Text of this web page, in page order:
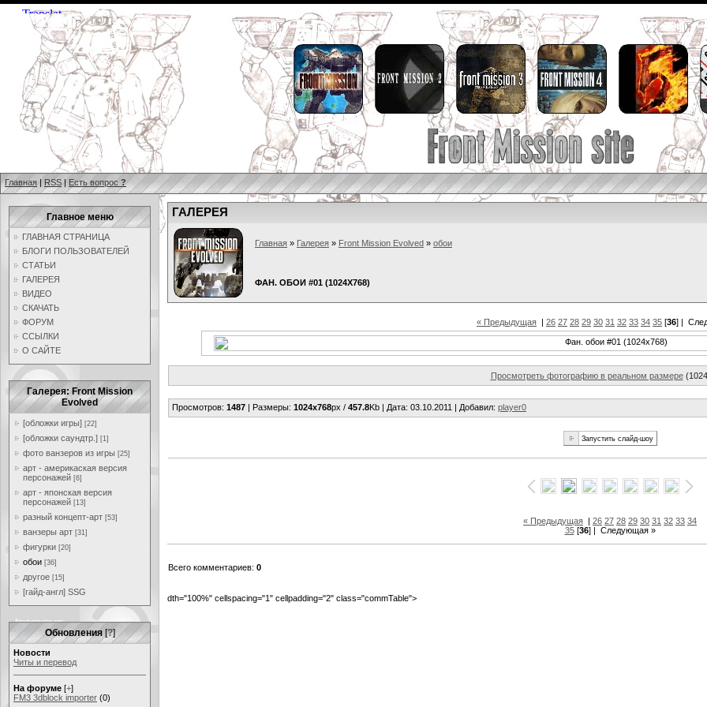
Главная | RSS | Есть вопрос ?
Главное меню
ГЛАВНАЯ СТРАНИЦА
БЛОГИ ПОЛЬЗОВАТЕЛЕЙ
СТАТЬИ
ГАЛЕРЕЯ
ВИДЕО
СКАЧАТЬ
ФОРУМ
ССЫЛКИ
О САЙТЕ
Галерея: Front Mission
Evolved
[обложки игры] [22]
[обложки саундтр.] [1]
фото ванзеров из игры [25]
арт - америкаская версия
персонажей [6]
арт - японская версия
персонажей [13]
разный концепт-арт [53]
ванзеры арт [31]
фигурки [20]
обои [36]
другое [15]
[гайд-англ] SSG
Обновления [?]
Новости
Читы и перевод
На форуме [+]
FM3 3dblock importer (0)
ГАЛЕРЕЯ
Главная » Галерея » Front Mission Evolved » обои
ФАН. ОБОИ #01 (1024X768)
« Предыдущая | 26 27 28 29 30 31 32 33 34 35 [36] |
Просмотреть фотографию в реальном размере
Просмотров: 1487 | Размеры: 1024x768px / 457.8Kb | Дата: 03.10.2011 | Добавил: player0
« Предыдущая | 26 27 28 29 30 31 32 33 34
35[36] | Следующая »
Всего комментариев: 0
dth="100%" cellspacing="1" cellpadding="2" class="commTable">